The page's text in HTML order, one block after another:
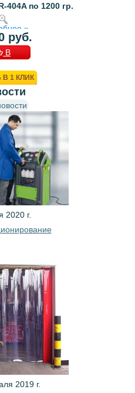
404A по 1200 гр.
»
руб.
В
В 1 КЛИК
2020 г.
2019 г.